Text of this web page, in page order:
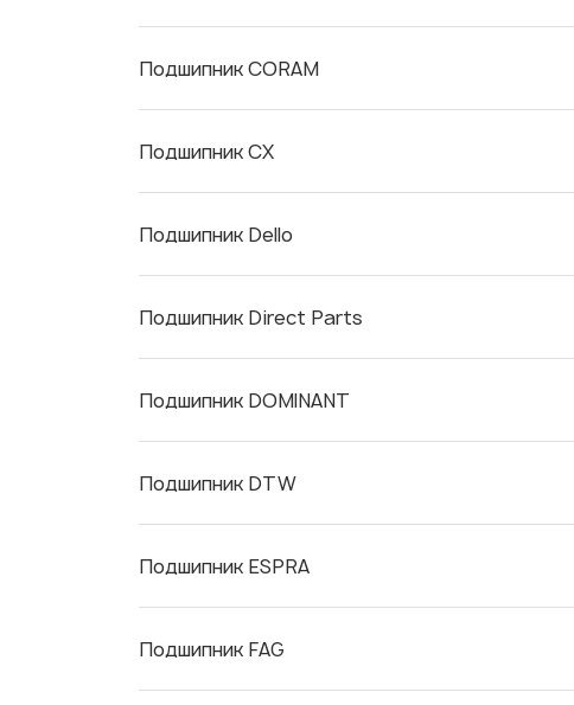
Подшипник CORAM
Подшипник CX
Подшипник Dello
Подшипник Direct Parts
Подшипник DOMINANT
Подшипник DTW
Подшипник ESPRA
Подшипник FAG